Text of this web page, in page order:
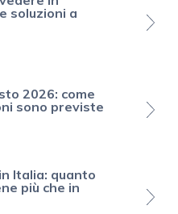
soluzioni a
2026: come
sono previste
Italia: quanto
più che in